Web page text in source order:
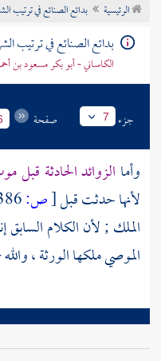
تراجم الأعلام
الرئيسية بدائع الصنائع في ترتيب
بدائع الصنائع في ترتيب
الكاساني - أبو بكر مسعود بن
جزء 7 صفحة
وأما الزوائد الحادثة قبل
لأنها حدثت قبل[ص:
الملك ; لأن الكلام السابق
الموصي ملكها الورثة ،